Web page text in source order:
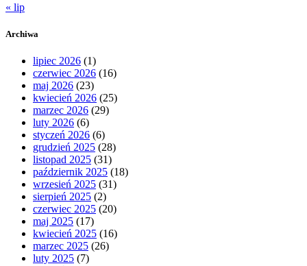
« lip
Archiwa
lipiec 2026 (1)
czerwiec 2026 (16)
maj 2026 (23)
kwiecień 2026 (25)
marzec 2026 (29)
luty 2026 (6)
styczeń 2026 (6)
grudzień 2025 (28)
listopad 2025 (31)
październik 2025 (18)
wrzesień 2025 (31)
sierpień 2025 (2)
czerwiec 2025 (20)
maj 2025 (17)
kwiecień 2025 (16)
marzec 2025 (26)
luty 2025 (7)